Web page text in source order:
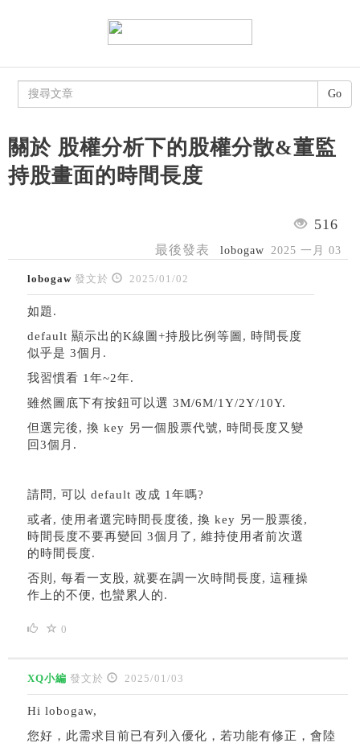
關於 股權分析下的股權分散&董監
持股畫面的時間長度
516
最後發表 lobogaw 2025 一月 03
lobogaw 發文於 2025/01/02
如題.
default 顯示出的K線圖+持股比例等圖, 時間長度
似乎是 3個月.
我習慣看 1年~2年.
雖然圖底下有按鈕可以選 3M/6M/1Y/2Y/10Y.
但選完後, 換 key 另一個股票代號, 時間長度又變
回3個月.
請問, 可以 default 改成 1年嗎?
或者, 使用者選完時間長度後, 換 key 另一股票後,
時間長度不要再變回 3個月了, 維持使用者前次選
的時間長度.
否則, 每看一支股, 就要在調一次時間長度, 這種操
作上的不便, 也蠻累人的.
0
XQ小編 發文於 2025/01/03
Hi lobogaw,
您好，此需求目前已有列入優化，若功能有修正，會陸
Go